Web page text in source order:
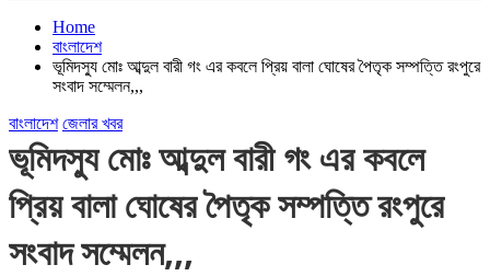
Home
বাংলাদেশ
ভূমিদস্যু মোঃ আব্দুল বারী গং এর কবলে প্রিয় বালা ঘোষের পৈতৃক সম্পত্তি রংপুরে
সংবাদ সম্মেলন,,,
বাংলাদেশ জেলার খবর
ভূমিদস্যু মোঃ আব্দুল বারী গং এর কবলে
প্রিয় বালা ঘোষের পৈতৃক সম্পত্তি রংপুরে
সংবাদ সম্মেলন,,,